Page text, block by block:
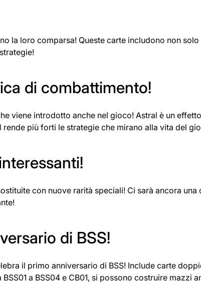
la loro comparsa! Queste carte includono non
di combattimento!
viene introdotto anche nel gioco! Astral è un
più forti le strategie che mirano alla vita del
con nuove rarità speciali! Ci sarà ancora
di BSS!
il primo anniversario di BSS! Include carte
a BSS04 e CB01, si possono costruire mazzi